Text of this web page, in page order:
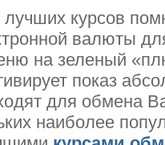
курсов
валюты
на зеленый
показ
для обмена
наиболее